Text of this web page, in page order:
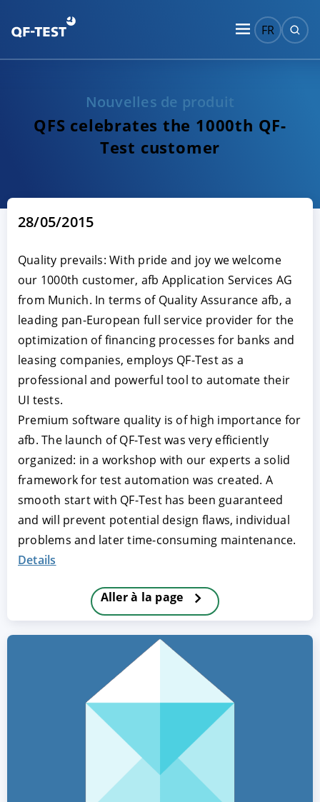
FR
Nouvelles de produit
QFS celebrates the 1000th QF-
Test customer
28/05/2015
Quality prevails: With pride and joy we welcome
our 1000th customer, afb Application Services AG
from Munich. In terms of Quality Assurance afb, a
leading pan-European full service provider for the
optimization of financing processes for banks and
leasing companies, employs QF-Test as a
professional and powerful tool to automate their
UI tests.
Premium software quality is of high importance for
afb. The launch of QF-Test was very efficiently
organized: in a workshop with our experts a solid
framework for test automation was created. A
smooth start with QF-Test has been guaranteed
and will prevent potential design flaws, individual
problems and later time-consuming maintenance.
Details
Aller à la page
ACCEPTER PARAMETRER REFUSER
Mentions légales|Protection des données